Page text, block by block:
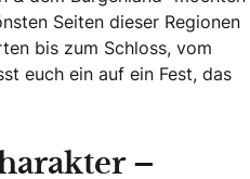
Seiten dieser Regionen
bis zum Schloss, vom
euch ein auf ein Fest, das
–